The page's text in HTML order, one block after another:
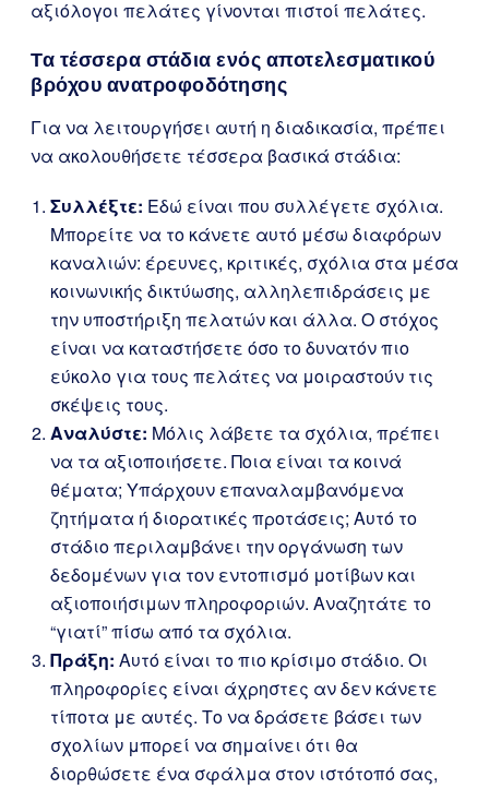
αξιόλογοι πελάτες γίνονται πιστοί πελάτες.
Τα τέσσερα στάδια ενός αποτελεσματικού
βρόχου ανατροφοδότησης
Για να λειτουργήσει αυτή η διαδικασία, πρέπει
να ακολουθήσετε τέσσερα βασικά στάδια:
Συλλέξτε: Εδώ είναι που συλλέγετε σχόλια.
Μπορείτε να το κάνετε αυτό μέσω διαφόρων
καναλιών: έρευνες, κριτικές, σχόλια στα μέσα
κοινωνικής δικτύωσης, αλληλεπιδράσεις με
την υποστήριξη πελατών και άλλα. Ο στόχος
είναι να καταστήσετε όσο το δυνατόν πιο
εύκολο για τους πελάτες να μοιραστούν τις
σκέψεις τους.
Αναλύστε: Μόλις λάβετε τα σχόλια, πρέπει
να τα αξιοποιήσετε. Ποια είναι τα κοινά
θέματα; Υπάρχουν επαναλαμβανόμενα
ζητήματα ή διορατικές προτάσεις; Αυτό το
στάδιο περιλαμβάνει την οργάνωση των
δεδομένων για τον εντοπισμό μοτίβων και
αξιοποιήσιμων πληροφοριών. Αναζητάτε το
“γιατί” πίσω από τα σχόλια.
Πράξη: Αυτό είναι το πιο κρίσιμο στάδιο. Οι
πληροφορίες είναι άχρηστες αν δεν κάνετε
τίποτα με αυτές. Το να δράσετε βάσει των
σχολίων μπορεί να σημαίνει ότι θα
διορθώσετε ένα σφάλμα στον ιστότοπό σας,